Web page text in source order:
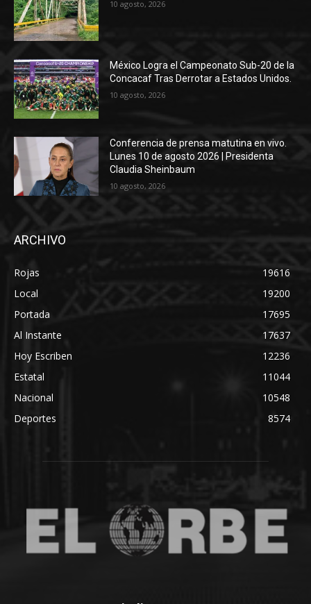
10 agosto, 2026
México Logra el Campeonato Sub-20 de la
Concacaf Tras Derrotar a Estados Unidos.
10 agosto, 2026
Conferencia de prensa matutina en vivo.
Lunes 10 de agosto 2026 | Presidenta
Claudia Sheinbaum
10 agosto, 2026
ARCHIVO
Rojas
19616
Local
19200
Portada
17695
Al Instante
17637
Hoy Escriben
12236
Estatal
11044
Nacional
10548
Deportes
8574